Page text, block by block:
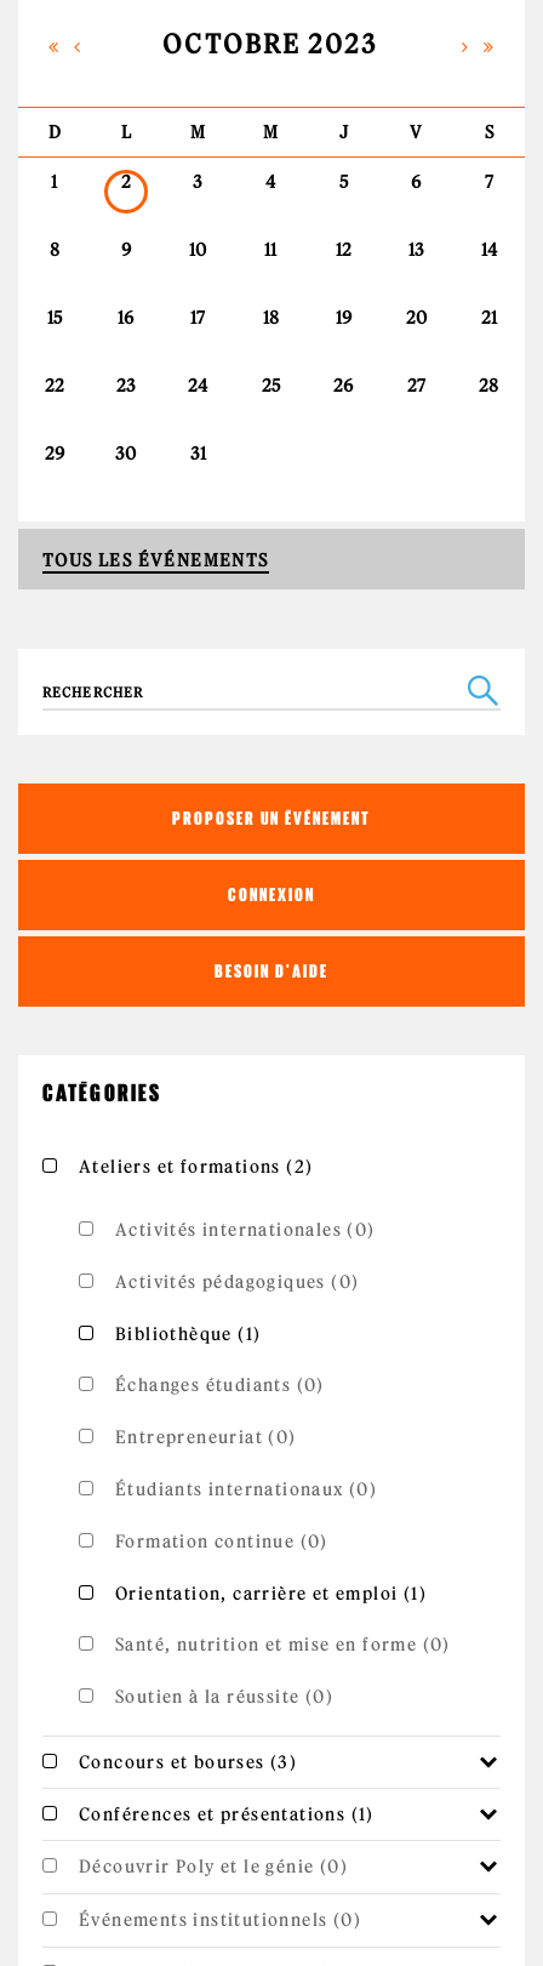
OCTOBRE 2023
D L M M J V S
1 2 3 4 5 6 7
8 9 10 11 12 13 14
15 16 17 18 19 20 21
22 23 24 25 26 27 28
29 30 31
TOUS LES ÉVÉNEMENTS
Recherche
PROPOSER UN ÉVÉNEMENT
CONNEXION
BESOIN D'AIDE
CATÉGORIES
Apply Ateliers et formations filter
Ateliers et formations (2)
Activités internationales (0)
Activités pédagogiques (0)
Apply Bibliothèque filter
Bibliothèque (1)
Échanges étudiants (0)
Entrepreneuriat (0)
Étudiants internationaux (0)
Formation continue (0)
Apply Orientation, carrière et emploi
Orientation, carrière et emploi (1)
emploi
filter
Santé, nutrition et mise en forme (0)
Soutien à la réussite (0)
Apply Concours et bourses filter
Concours et bourses (3)
Apply Conférences et présentations filter
Conférences et présentations (1)
Conférences
et
présentations
Découvrir Poly et le génie (0)
Événements institutionnels (0)